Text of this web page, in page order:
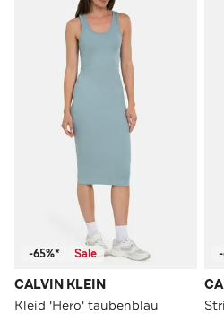
-65%* Sale
CALVIN KLEIN
Kleid 'Hero' taubenblau